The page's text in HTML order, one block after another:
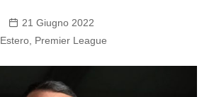
21 Giugno 2022
Estero, Premier League